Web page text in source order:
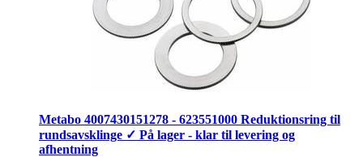
Metabo 4007430151278 - 623551000 Reduktionsring til
rundsavsklinge ✓ På lager - klar til levering og
afhentning